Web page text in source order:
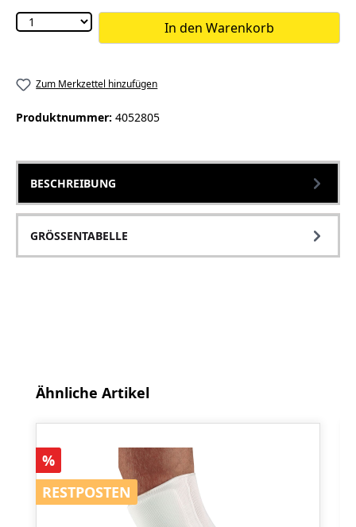
In den Warenkorb
Zum Merkzettel hinzufügen
Produktnummer: 4052805
BESCHREIBUNG
GRÖSSENTABELLE
Produktgalerie überspringen
Ähnliche Artikel
Rabatt
%
RESTPOSTEN
RESTPOSTEN